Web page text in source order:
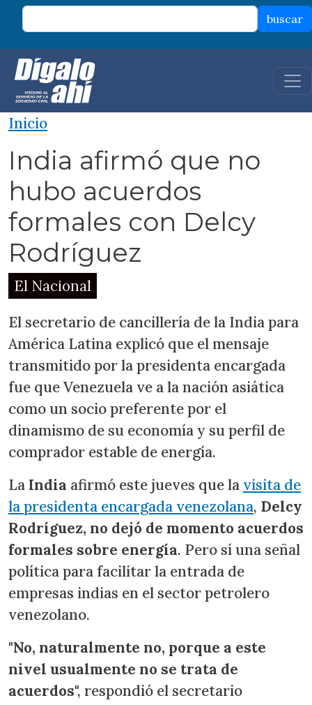
Pasar al contenido principal
buscar
Inicio
India afirmó que no
hubo acuerdos
formales con Delcy
Rodríguez
El Nacional
El secretario de cancillería de la India para
América Latina explicó que el mensaje
transmitido por la presidenta encargada
fue que Venezuela ve a la nación asiática
como un socio preferente por el
dinamismo de su economía y su perfil de
comprador estable de energía.
La India afirmó este jueves que la visita de
la presidenta encargada venezolana, Delcy
Rodríguez, no dejó de momento acuerdos
formales sobre energía. Pero sí una señal
política para facilitar la entrada de
empresas indias en el sector petrolero
venezolano.
"No, naturalmente no, porque a este
nivel usualmente no se trata de
acuerdos", respondió el secretario